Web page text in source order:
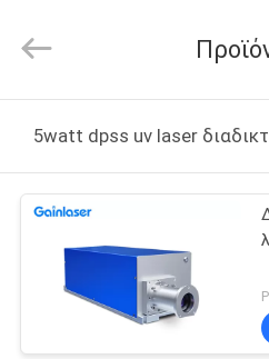
ΠΡΟΪΌΝΤΑ
ΠΕΡΊΠΟΥ
ΕΜΕΊΣ
Gainlaser
Laser
All
Reserved.5watt dpss uv laser